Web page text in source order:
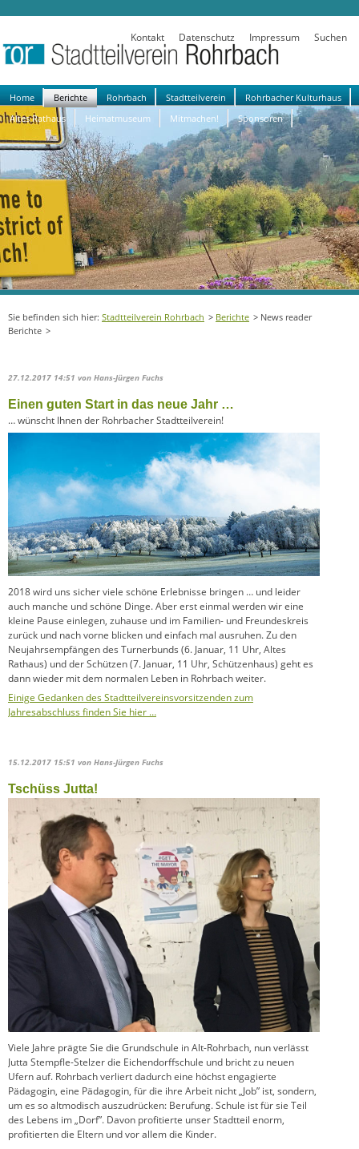
Kontakt Datenschutz Impressum Suchen
Navigation
überspringen
Home Berichte Rohrbach Stadtteilverein
Rohrbacher Kulturhaus
Altes Rathaus
Heimatmuseum Mitmachen! Sponsoren
Stadtteilverein Rohrbach Berichte
News reader
Berichte
27.12.2017 14:51 von Hans-Jürgen Fuchs
Einen guten Start in das neue Jahr …
… wünscht Ihnen der Rohrbacher Stadtteilverein!
2018 wird uns sicher viele schöne Erlebnisse bringen … und leider
auch manche und schöne Dinge. Aber erst einmal werden wir eine
kleine Pause einlegen, zuhause und im Familien- und Freundeskreis
zurück und nach vorne blicken und einfach mal ausruhen. Zu den
Neujahrsempfängen des Turnerbunds (6. Januar, 11 Uhr, Altes
Rathaus) und der Schützen (7. Januar, 11 Uhr, Schützenhaus) geht es
dann wieder mit dem normalen Leben in Rohrbach weiter.
Einige Gedanken des Stadtteilvereinsvorsitzenden zum
Jahresabschluss finden Sie hier …
15.12.2017 15:51 von Hans-Jürgen Fuchs
Tschüss Jutta!
Viele Jahre prägte Sie die Grundschule in Alt-Rohrbach, nun verlässt
Jutta Stempfle-Stelzer die Eichendorffschule und bricht zu neuen
Ufern auf. Rohrbach verliert dadurch eine höchst engagierte
Pädagogin, eine Pädagogin, für die ihre Arbeit nicht „Job” ist, sondern,
um es so altmodisch auszudrücken: Berufung. Schule ist für sie Teil
des Lebens im „Dorf”. Davon profitierte unser Stadtteil enorm,
profitierten die Eltern und vor allem die Kinder.